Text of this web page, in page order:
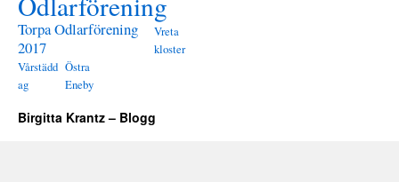
Torpa Odlarförening
2017
Vreta
kloster
Vårstädd
ag
Östra
Eneby
Birgitta Krantz – Blogg